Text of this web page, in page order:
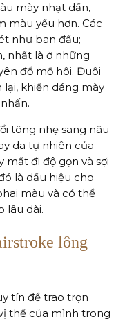
mày nhạt dần,
màu yếu hơn. Các
như ban đầu;
nhất là ở những
đổ mồ hôi. Đuôi
khiến dáng mày
tông nhẹ sang nâu
da tự nhiên của
mất đi độ gọn và sợi
là dấu hiệu cho
màu và có thể
lâu dài.
lông
tín để trao trọn
thế của mình trong